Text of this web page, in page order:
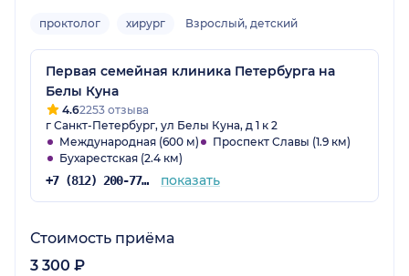
проктолог хирург Взрослый, детский
Первая семейная клиника Петербурга на
Белы Куна
4.62253 отзыва
г Санкт-Петербург, ул Белы Куна, д 1 к 2
Международная (600 м)
Проспект Славы (1.9 км)
Бухарестская (2.4 км)
+7 (812) 200-77-54 показать
Стоимость приёма
3 300 ₽